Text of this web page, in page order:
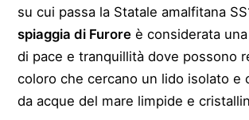
su cui passa la Statale amalfitana
spiaggia di Furore è considerata
di pace e tranquillità dove possono
coloro che cercano un lido isolato e
da acque del mare limpide e